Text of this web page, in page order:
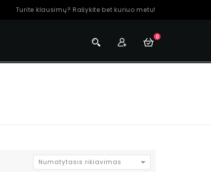
Turite klausimų? Rašykite bet kuriuo metu!
0
Numatytasis rikiavimas